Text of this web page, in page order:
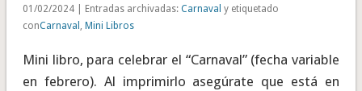
01/02/2024 | Entradas archivadas: Carnaval y etiquetado
conCarnaval , Mini Libros
Mini libro, para celebrar el “Carnaval” (fecha variable
en febrero). Al imprimirlo asegúrate que está en